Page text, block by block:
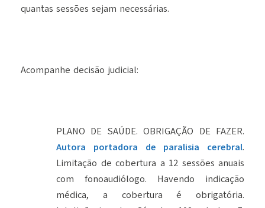
quantas sessões sejam necessárias.
Acompanhe decisão judicial:
PLANO DE SAÚDE. OBRIGAÇÃO DE FAZER.
Autora portadora de paralisia cerebral.
Limitação de cobertura a 12 sessões anuais
com fonoaudiólogo. Havendo indicação
médica, a cobertura é obrigatória.